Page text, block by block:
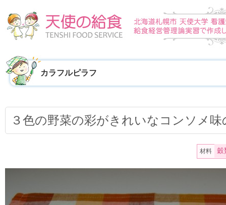
カラフルピラフ
３色の野菜の彩がきれいなコンソメ
材料 穀